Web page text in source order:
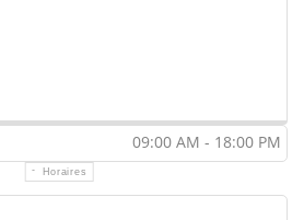
09:00 AM - 18:00 PM
Horaires